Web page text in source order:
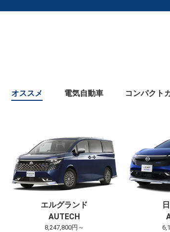
オススメ 電気自動車 コンパクト
エルグランド
AUTECH
8,247,800円～